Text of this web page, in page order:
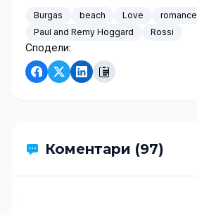
Burgas beach Love romance
Paul and Remy Hoggard
Rossi
Сподели:
Коментари (97)